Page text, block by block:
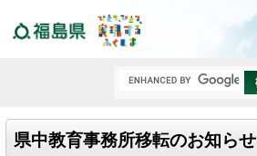
県中教育事務所移転のお知らせ